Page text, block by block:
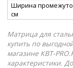
Ширина
см
Матрица для
купить по
магазине КВТ-
характеристики.